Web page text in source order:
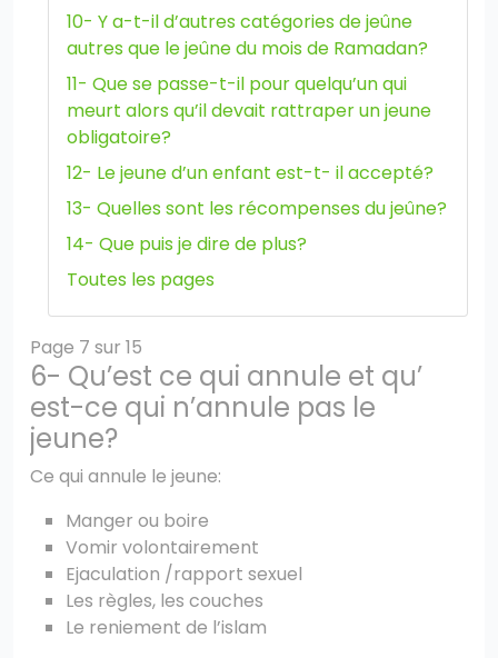
10- Y a-t-il d’autres catégories de jeûne
autres que le jeûne du mois de Ramadan?
11- Que se passe-t-il pour quelqu’un qui
meurt alors qu’il devait rattraper un jeune
obligatoire?
12- Le jeune d’un enfant est-t- il accepté?
13- Quelles sont les récompenses du jeûne?
14- Que puis je dire de plus?
Toutes les pages
Page 7 sur 15
6- Qu’est ce qui annule et qu’
est-ce qui n’annule pas le
jeune?
Ce qui annule le jeune:
Manger ou boire
Vomir volontairement
Ejaculation /rapport sexuel
Les règles, les couches
Le reniement de l’islam